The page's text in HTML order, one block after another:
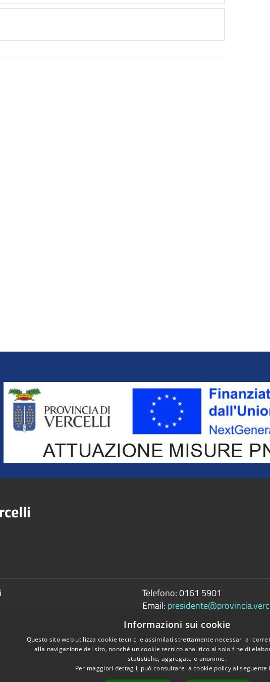
Title
Telefono:0161 5901
Email:
Informazioni sui cookie
Questo sito web utilizza cookie tecnici e assimilati strettamente necessari al
alla navigazione del sito, nonché un cookie tecnico analitico al solo fine di
statistiche, aggregate e anonime.
Per maggiori dettagli, può consultare la cookie policy al seguente